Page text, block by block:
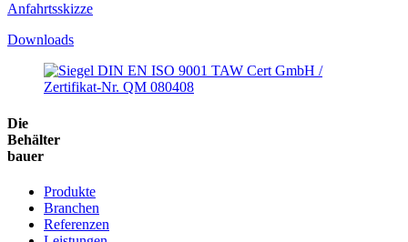
Anfahrtsskizze
Downloads
Die
Behälter
bauer
Produkte
Branchen
Referenzen